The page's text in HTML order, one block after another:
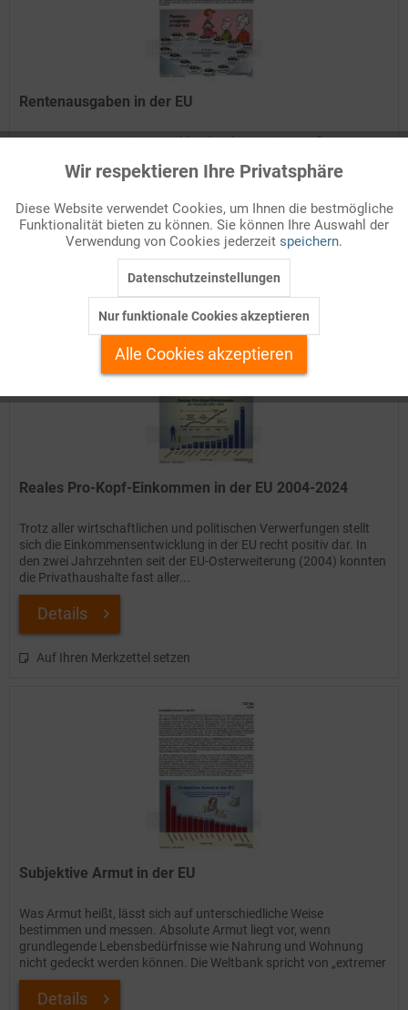
Rentenausgaben in der EU
Das Rentensystem in Deutschland steht vor einer großen
Jahrgänge, der sogenannten Boomer-Generation, ins Rentenalter,
Details
Auf Ihren Merkzettel setzen
Reales Pro-Kopf-Einkommen in der EU 2004-2024
Trotz aller wirtschaftlichen und politischen Verwerfungen stellt
sich die Einkommensentwicklung in der EU recht positiv dar. In
den zwei Jahrzehnten seit der EU-Osterweiterung (2004) konnten
die Privathaushalte fast aller...
Details
Auf Ihren Merkzettel setzen
Subjektive Armut in der EU
Was Armut heißt, lässt sich auf unterschiedliche Weise
bestimmen und messen. Absolute Armut liegt vor, wenn
grundlegende Lebensbedürfnisse wie Nahrung und Wohnung
nicht gedeckt werden können. Die Weltbank spricht von „extremer
Armut“,...
Details
Funktionale Aktiv
Marketing Inaktiv
Personalisierung Inaktiv
Service
Wir respektieren Ihre Privatsphäre
Diese Website verwendet Cookies, um Ihnen die bestmögliche
Funktionalität bieten zu können. Sie können Ihre Auswahl der
Verwendung von Cookies jederzeit speichern.
Datenschutzeinstellungen
Nur funktionale Cookies akzeptieren
Alle Cookies akzeptieren